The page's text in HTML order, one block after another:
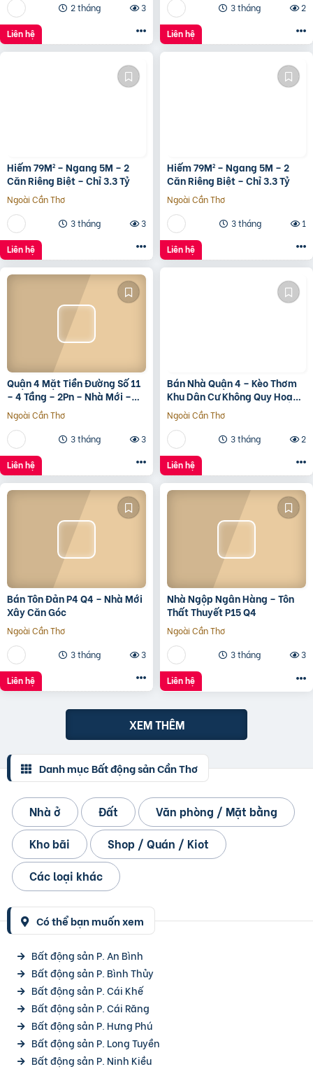
2 tháng 3
Liên hệ
3 tháng 2
Liên hệ
Hiếm 79M² – Ngang 5M – 2
Căn Riêng Biệt – Chỉ 3.3 Tỷ
Ngoài Cần Thơ
3 tháng
3
Liên hệ
Hiếm 79M² – Ngang 5M – 2
Căn Riêng Biệt – Chỉ 3.3 Tỷ
Ngoài Cần Thơ
3 tháng
1
Liên hệ
Quận 4 Mặt Tiền Đường Số 11
– 4 Tầng – 2Pn – Nhà Mới –
7.35 Tỷ Tl
Ngoài Cần Thơ
3 tháng
3
Liên hệ
Bán Nhà Quận 4 – Kèo Thơm
Khu Dân Cư Không Quy Hoạch
Cách Mặt Tiền Xóm Chiếu
30M
Ngoài Cần Thơ
3 tháng
2
Liên hệ
Bán Tôn Đản P4 Q4 – Nhà Mới
Xây Căn Góc
Ngoài Cần Thơ
3 tháng
3
Liên hệ
Nhà Ngộp Ngân Hàng – Tôn
Thất Thuyết P15 Q4
Ngoài Cần Thơ
3 tháng
3
Liên hệ
XEM THÊM
Danh mục Bất động sản Cần Thơ
Nhà ở Đất
Văn phòng / Mặt bằng
Kho bãi
Shop / Quán / Kiot
Các loại khác
Có thể bạn muốn xem
Bất động sản P. An Bình
Bất động sản P. Bình Thủy
Bất động sản P. Cái Khế
Bất động sản P. Cái Răng
Bất động sản P. Hưng Phú
Bất động sản P. Long Tuyền
Bất động sản P. Ninh Kiều